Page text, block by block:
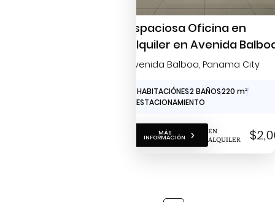
Espaciosa Oficina en
Alquiler en Avenida
Avenida Balboa, Panama City
0 HABITACIÓNES2 BAÑOS220 m2
2 ESTACIONAMIENTO
MÁS
INFORMACIÓN
EN
ALQUILER